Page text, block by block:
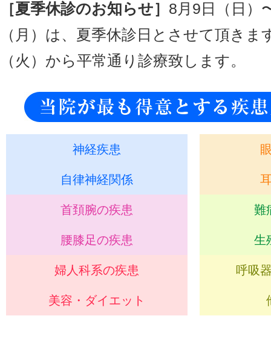
［夏季休診のお知らせ］ 8月9日（日
（月）は、夏季休診日とさせて頂きま
（火）から平常通り診療致します。
神経疾患
自律神経関係
首頚腕の疾患
腰膝足の疾患
婦人科系の疾患
美容・ダイエット
難
生
呼吸